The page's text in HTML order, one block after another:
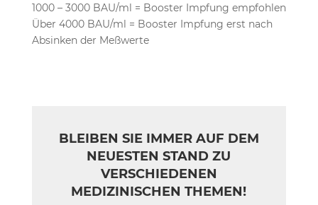
1000 – 3000 BAU/ml = Booster Impfung empfohlen
Über 4000 BAU/ml = Booster Impfung erst nach
Absinken der Meßwerte
BLEIBEN SIE IMMER AUF DEM
NEUESTEN STAND ZU
VERSCHIEDENEN
MEDIZINISCHEN THEMEN!